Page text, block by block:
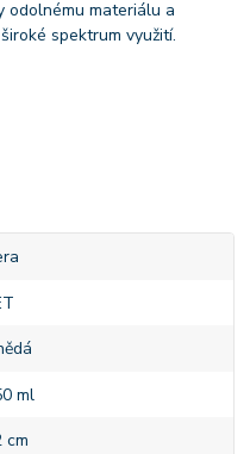
odolnému materiálu a
spektrum využití.
ml
cm